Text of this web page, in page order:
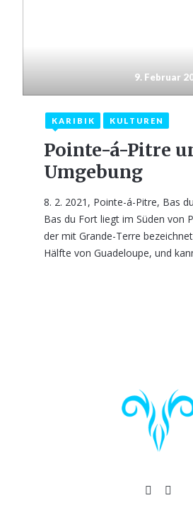
9. Februar
KARIBIK KULTUREN
Pointe-á-Pitre
Umgebung
8. 2. 2021, Pointe-á-Pitre, Bas
Bas du Fort liegt im Süden von
der mit Grande-Terre
Hälfte von Guadeloupe, und